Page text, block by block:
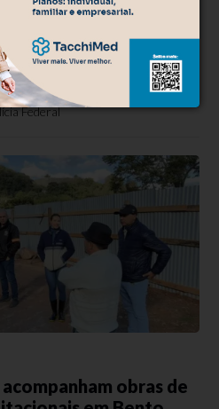
para
Nacional
Social de Bento Gonçalves e
alternativas para a baixa
Federal
obras de